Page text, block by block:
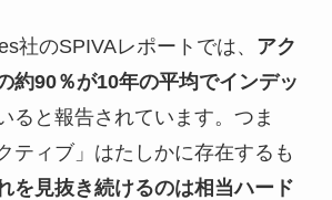
社のSPIVAレポートでは、 アク
約90％が10年の平均でインデッ
ると報告されています。つま
ティブ」はたしかに存在するも
を見抜き続けるのは相当ハード